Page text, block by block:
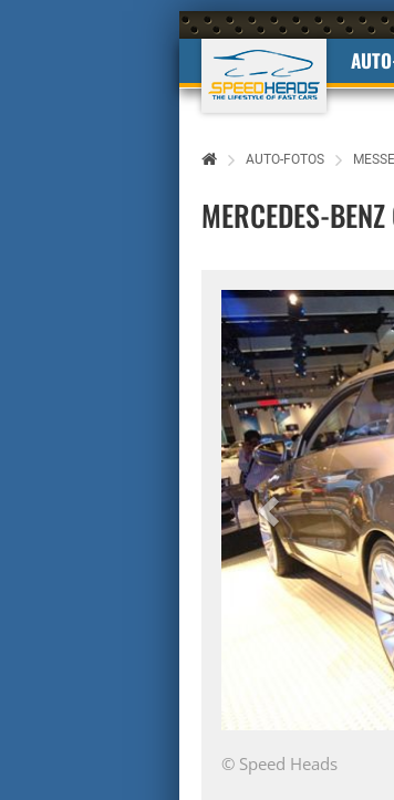
AUTO-FOTOS
MERCEDES-
© Speed Heads